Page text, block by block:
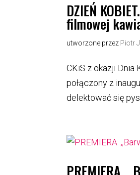
DZIEŃ
filmowej
utworzone przez Piotr
CKiS z okazji
połączony z
delektować się